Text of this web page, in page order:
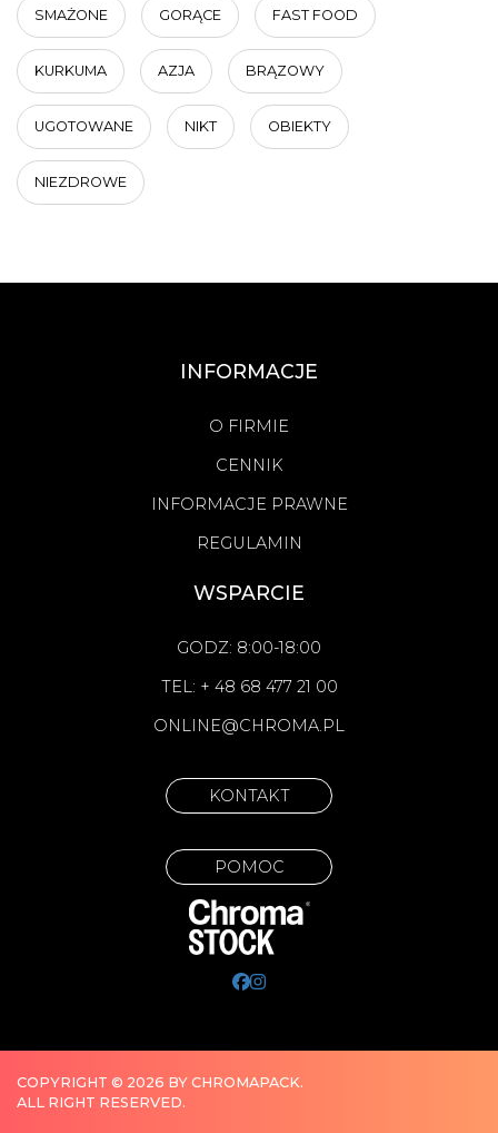
SMAŻONE GORĄCE FAST FOOD
KURKUMA AZJA BRĄZOWY
UGOTOWANE NIKT OBIEKTY
NIEZDROWE
INFORMACJE
O FIRMIE
CENNIK
INFORMACJE PRAWNE
REGULAMIN
WSPARCIE
GODZ: 8:00-18:00
TEL: + 48 68 477 21 00
ONLINE@CHROMA.PL
KONTAKT
POMOC
COPYRIGHT © 2026 BY CHROMAPACK.
ALL RIGHT RESERVED.